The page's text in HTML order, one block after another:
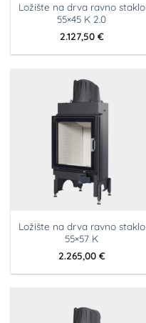
Ložište na drva ravno staklo
55×45 K 2.0
2.127,50 €
Ložište na drva ravno staklo
55×57 K
2.265,00 €